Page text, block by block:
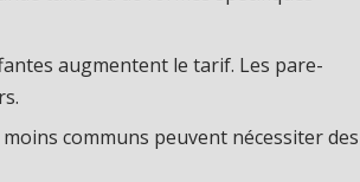
augmentent le tarif. Les pare-
communs peuvent nécessiter des